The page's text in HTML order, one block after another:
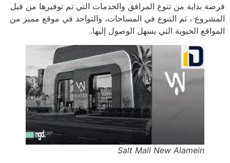
فرصة بداية من تنوع المرافق والخدمات التي تم توفيرها من قبل
المشروع ، ثم التنوع في المساحات، والتواجد في موقع مميز من
المواقع الحيوية التي يسهل الوصول إليها.
Salt Mall New Alamein